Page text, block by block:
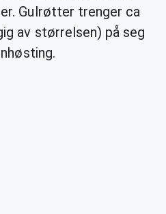
Gulrøtter trenger ca
av størrelsen) på seg